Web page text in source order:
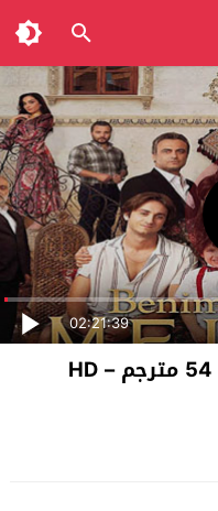
02:21:39